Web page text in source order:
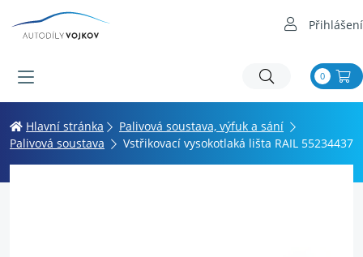
Přihlášení
0
Hlavní stránka
Palivová soustava, výfuk a sání
Palivová soustava
Vstřikovací vysokotlaká lišta RAIL 55234437